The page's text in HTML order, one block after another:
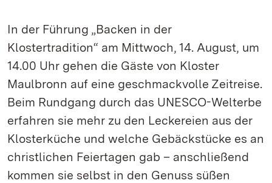
In der Führung „Backen in der
Klostertradition“ am Mittwoch, 14. August, um
14.00 Uhr gehen die Gäste von Kloster
Maulbronn auf eine geschmackvolle Zeitreise.
Beim Rundgang durch das UNESCO-Welterbe
erfahren sie mehr zu den Leckereien aus der
Klosterküche und welche Gebäckstücke es an
christlichen Feiertagen gab – anschließend
kommen sie selbst in den Genuss süßen